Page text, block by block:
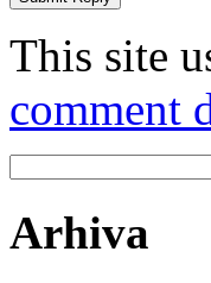
This site
comment
for:
Arhiva